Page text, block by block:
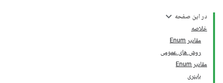
در این صفحه
خلاصه
مقادیر Enum
روش های عمومی
مقادیر Enum
باینری